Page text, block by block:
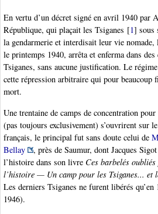
En vertu d’un décret signé en avril 1940 par
République, qui plaçait les Tsiganes [1] sous
la gendarmerie et interdisait leur vie nomade,
le printemps 1940, arrêta et enferma dans
Tsiganes, sans aucune justification. Le
cette répression arbitraire qui pour beaucoup
mort.
Une trentaine de camps de concentration pour
(pas toujours exclusivement) s’ouvrirent sur
français, le principal fut sans doute celui de
Bellay
, près de Saumur, dont Jacques
l’histoire dans son livre Ces barbelés
l’histoire — Un camp pour les Tsiganes... et
Les derniers Tsiganes ne furent libérés qu’en
1946).